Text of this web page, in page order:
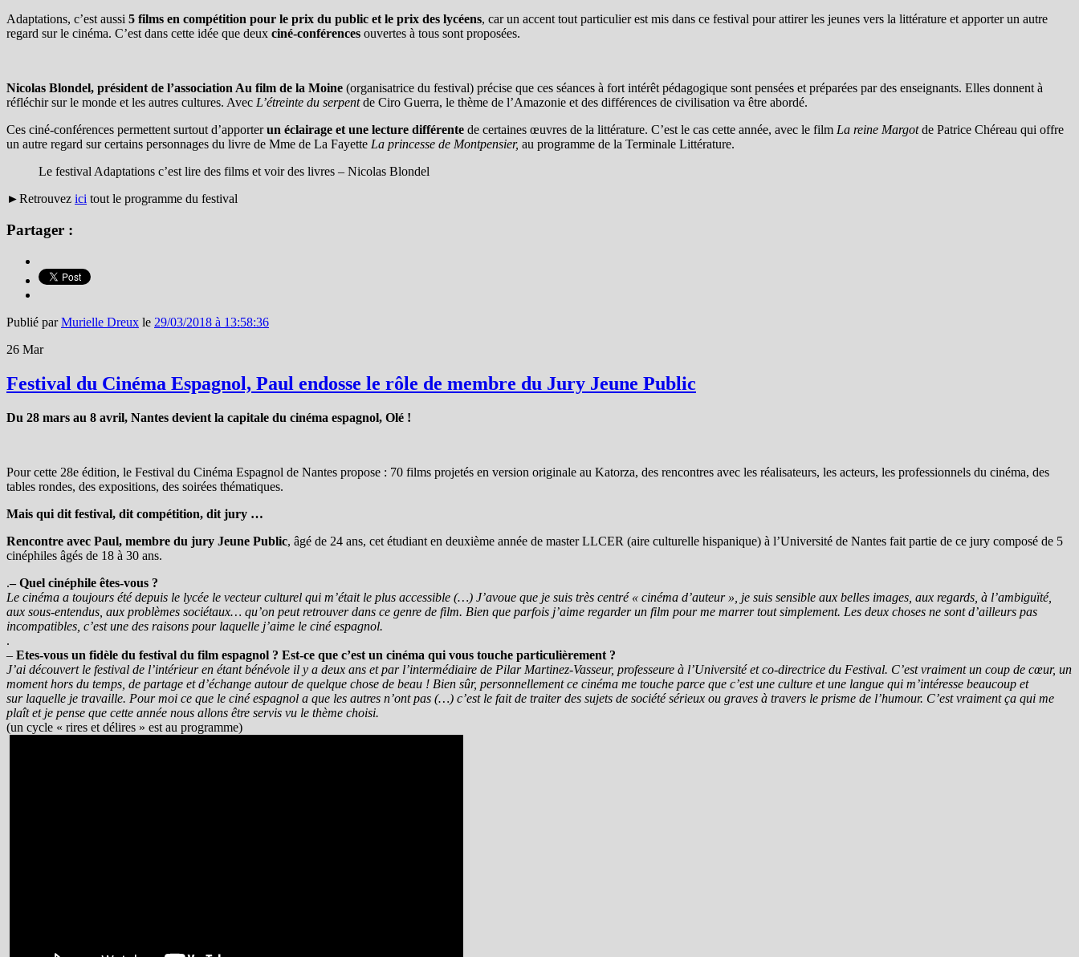
Adaptations, c’est aussi 5 films en compétition pour le prix du public et le prix des lycéens, car un accent tout particulier est mis dans ce festival pour attirer les jeunes vers la littérature et apporter un autre
regard sur le cinéma. C’est dans cette idée que deux ciné-conférences ouvertes à tous sont proposées.
Nicolas Blondel, président de l’association Au film de la Moine (organisatrice du festival) précise que ces séances à fort intérêt pédagogique sont pensées et préparées par des enseignants. Elles donnent à
réfléchir sur le monde et les autres cultures. Avec L’étreinte du serpentde Ciro Guerra, le thème de l’Amazonie et des différences de civilisation va être abordé.
Ces ciné-conférences permettent surtout d’apporterun éclairage et une lecture différente de certaines œuvres de la littérature. C’est le cas cette année, avec le film La reine Margotde Patrice Chéreau qui offre
un autre regard sur certains personnages du livre de Mme de La Fayette La princesse de Montpensier, au programme de la Terminale Littérature.
Le festival Adaptations c’est lire des films et voir des livres – Nicolas Blondel
►Retrouvez ici tout le programme du festival
Partager :
Publié parMurielle Dreux le 29/03/2018 à 13:58:36
26 Mar
Festival du Cinéma Espagnol, Paul endosse le rôle de membre du Jury Jeune Public
Du 28 mars au 8 avril, Nantes devient la capitale du cinéma espagnol, Olé !
Pour cette 28e édition, le Festival du Cinéma Espagnol de Nantes propose : 70 films projetés en version originale au Katorza, des rencontres avec les réalisateurs, les acteurs, les professionnels du cinéma, des
tables rondes, des expositions, des soirées thématiques.
Mais qui dit festival, dit compétition, dit jury …
Rencontre avec Paul, membre du jury Jeune Public, âgé de 24 ans, cet étudiant en deuxième année de master LLCER (aire culturelle hispanique) à l’Université de Nantes fait partie de ce jury composé de 5
cinéphiles âgés de 18 à 30 ans.
.– Quel cinéphile êtes-vous ?
Le cinéma a toujours été depuis le lycée le vecteur culturel qui m’était le plus accessible (…) J’avoue que je suis très centré « cinéma d’auteur », je suis sensible aux belles images, aux regards, à l’ambiguïté,
aux sous-entendus, aux problèmes sociétaux… qu’on peut retrouver dans ce genre de film. Bien que parfois j’aime regarder un film pour me marrer tout simplement. Les deux choses ne sont d’ailleurs pas
incompatibles, c’est une des raisons pour laquelle j’aime le ciné espagnol.
.
– Etes-vous un fidèle du festival du film espagnol ? Est-ce que c’est un cinéma qui vous touche particulièrement ?
J’ai découvert le festival de l’intérieur en étant bénévole il y a deux ans et par l’intermédiaire de Pilar Martinez-Vasseur, professeure à l’Université et co-directrice du Festival. C’est vraiment un coup de cœur, un
moment hors du temps, de partage et d’échange autour de quelque chose de beau ! Bien sûr, personnellement ce cinéma me touche parce que c’est une culture et une langue qui m’intéresse beaucoup et
sur laquelle je travaille. Pour moi ce que le ciné espagnol a que les autres n’ont pas (…) c’est le fait de traiter des sujets de société sérieux ou graves à travers le prisme de l’humour. C’est vraiment ça qui me
plaît et je pense que cette année nous allons être servis vu le thème choisi.
(un cycle « rires et délires » est au programme)